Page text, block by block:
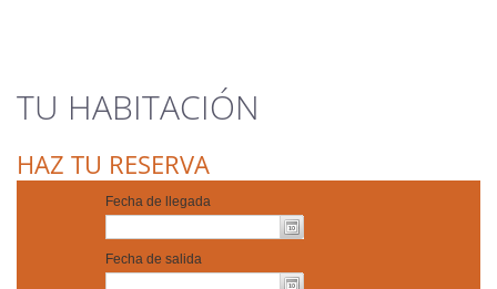
TU HABITACIÓN
HAZ TU RESERVA